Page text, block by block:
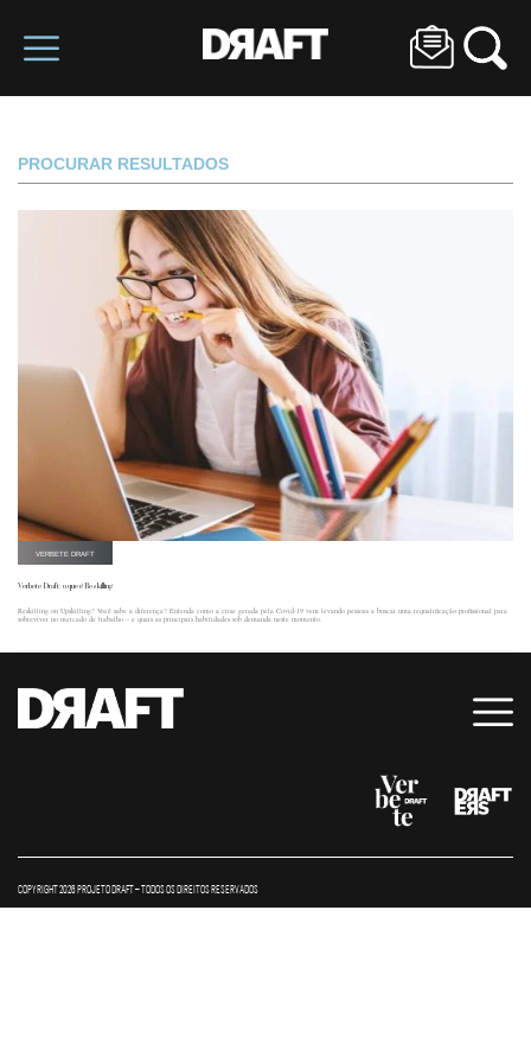
PROCURAR RESULTADOS
VERBETE DRAFT
Verbete Draft: o que é Reskilling
Reskilling ou Upskilling? Você sabe a diferença? Entenda como a crise gerada pela Covid-19 vem levando pessoas a buscar uma requalificação profissional para
sobreviver no mercado de trabalho – e quais as principais habilidades sob demanda neste momento.
COPYRIGHT 2026 PROJETO DRAFT – TODOS OS DIREITOS RESERVADOS